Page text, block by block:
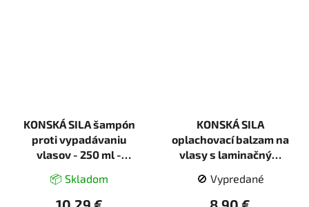
KONSKÁ SILA šampón
proti vypadávaniu
vlasov - 250 ml -
📦 Skladom
KONSKÁ SILA
oplachovací balzam na
vlasy s laminačným
LekoPro
🚫 Vypredané